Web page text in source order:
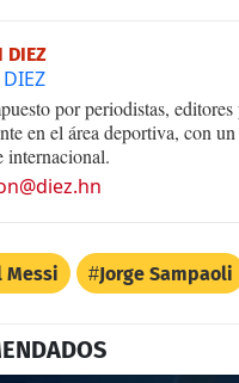
DIEZ
por periodistas,
en el área deportiva, con
internacional.
Messi Jorge Sampaoli